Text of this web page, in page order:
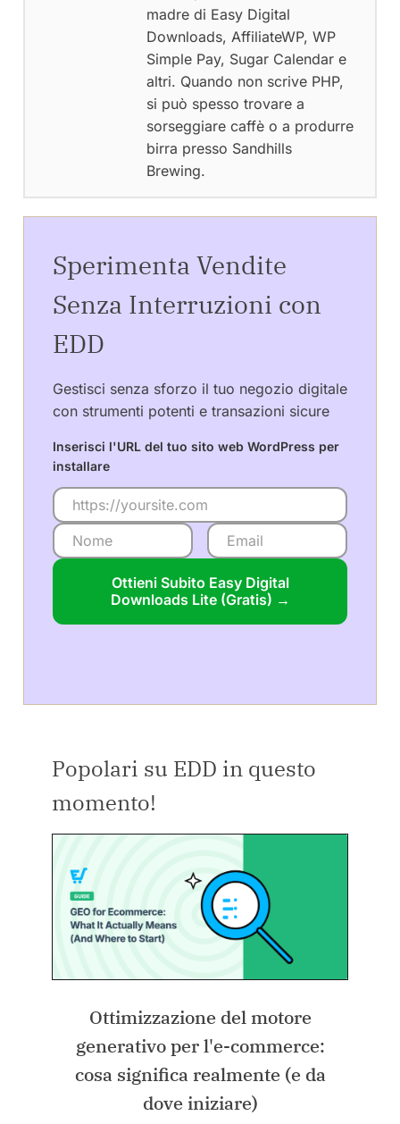
madre di Easy Digital
Downloads, AffiliateWP, WP
Simple Pay, Sugar Calendar e
altri. Quando non scrive PHP,
si può spesso trovare a
sorseggiare caffè o a produrre
birra presso Sandhills
Brewing.
Sperimenta Vendite
Senza Interruzioni con
EDD
Gestisci senza sforzo il tuo negozio digitale
con strumenti potenti e transazioni sicure
Inserisci l'URL del tuo sito web WordPress per
installare
Ottieni Subito Easy Digital
Downloads Lite (Gratis) →
Popolari su EDD in questo
momento!
Ottimizzazione del motore
generativo per l'e-commerce:
cosa significa realmente (e da
dove iniziare)